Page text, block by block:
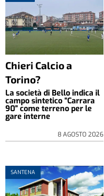
Chieri Calcio a
Torino?
La società di Bello indica il
campo sintetico “Carrara
90” come terreno per le
gare interne
8 AGOSTO 2026
SANTENA